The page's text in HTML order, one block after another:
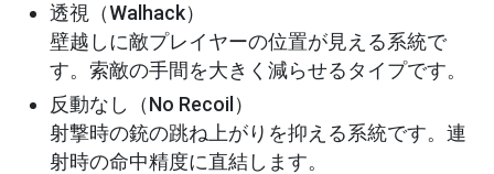
透視（Walhack）
壁越しに敵プレイヤーの位置が見える系統で
す。索敵の手間を大きく減らせるタイプです。
反動なし（No Recoil）
射撃時の銃の跳ね上がりを抑える系統です。連
射時の命中精度に直結します。